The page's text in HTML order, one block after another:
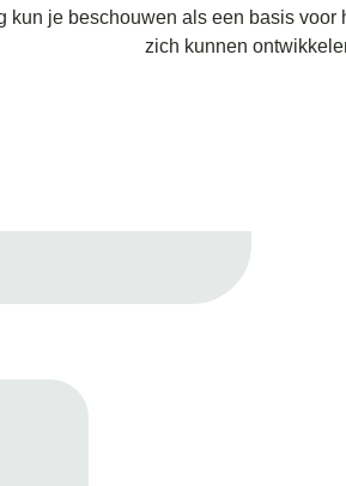
je beschouwen als een basis
zich kunnen